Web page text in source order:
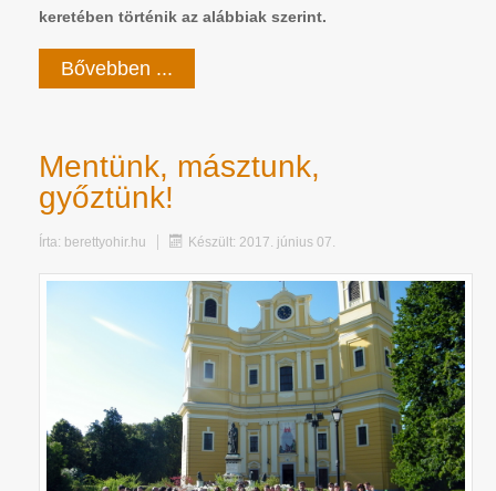
keretében történik az alábbiak szerint.
Bővebben ...
Mentünk, másztunk,
győztünk!
Írta: berettyohir.hu Készült: 2017. június 07.